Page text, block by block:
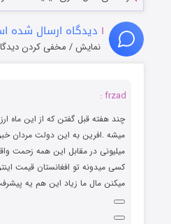
۱ دیدگاه ارسال شده
نمایش / مخفی کردن
frzad :
چند هفته قبل گفتن که از این ماه
میشه .افرین به این دولت مردان
میلیونی در مقابل این همه زحمت
کسی میدونه تو افغانستان قیمت
میکنن مال ما زیاد این هم یه